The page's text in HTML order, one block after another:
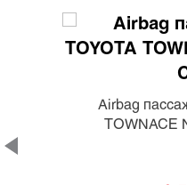
Airbag
TOWNACE